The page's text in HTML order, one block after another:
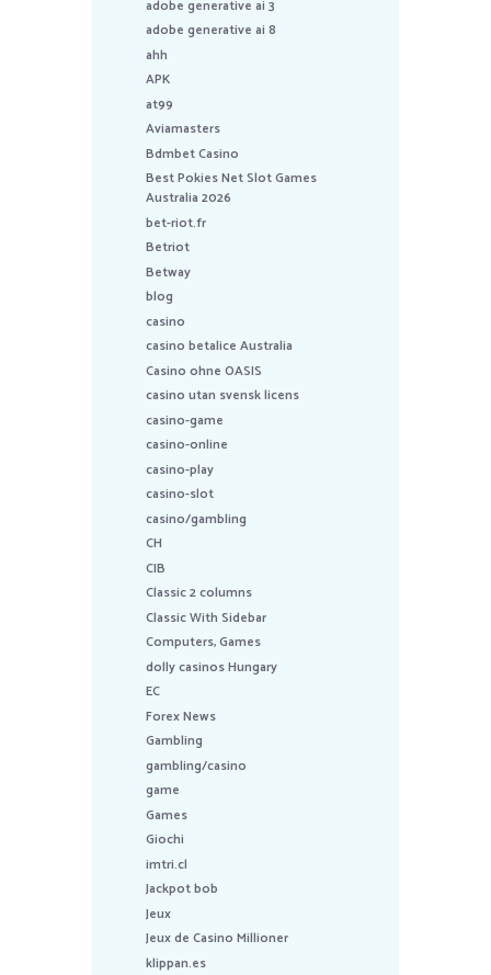
adobe generative ai 3
adobe generative ai 8
ahh
APK
at99
Aviamasters
Bdmbet Casino
Best Pokies Net Slot Games
Australia 2026
bet-riot.fr
Betriot
Betway
blog
casino
casino betalice Australia
Casino ohne OASIS
casino utan svensk licens
casino-game
casino-online
casino-play
casino-slot
casino/gambling
CH
CIB
Classic 2 columns
Classic With Sidebar
Computers, Games
dolly casinos Hungary
EC
Forex News
Gambling
gambling/casino
game
Games
Giochi
imtri.cl
Jackpot bob
Jeux
Jeux de Casino Millioner
klippan.es